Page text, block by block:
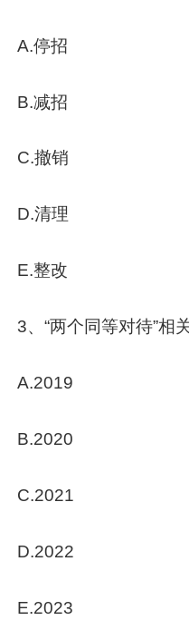
A.停招
B.减招
C.撤销
D.清理
E.整改
3、“两个同等对待”相
A.2019
B.2020
C.2021
D.2022
E.2023